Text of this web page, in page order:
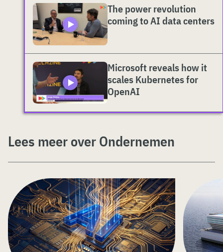
The power revolution
coming to AI data centers
Microsoft reveals how it
scales Kubernetes for
OpenAI
Lees meer over Ondernemen